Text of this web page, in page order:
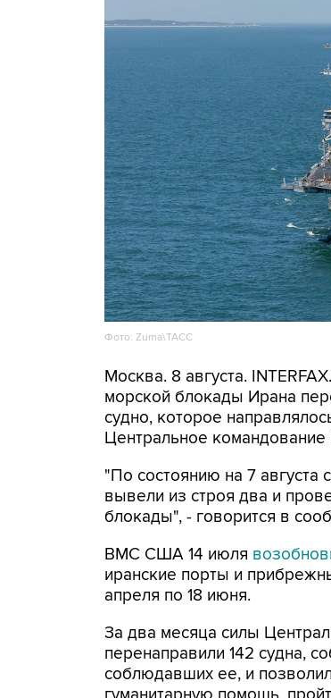
Фото: Zuma\ТАСС
Москва. 8 августа.
морской блокады Ирана
судно, которое
Центральное
"По состоянию на 7 августа
вывели из строя два и
блокады", - говорится в
ВМС США 14 июля
иранские порты и
апреля по 18 июня.
За два месяца силы
перенаправили 142 судна,
соблюдавших ее, и